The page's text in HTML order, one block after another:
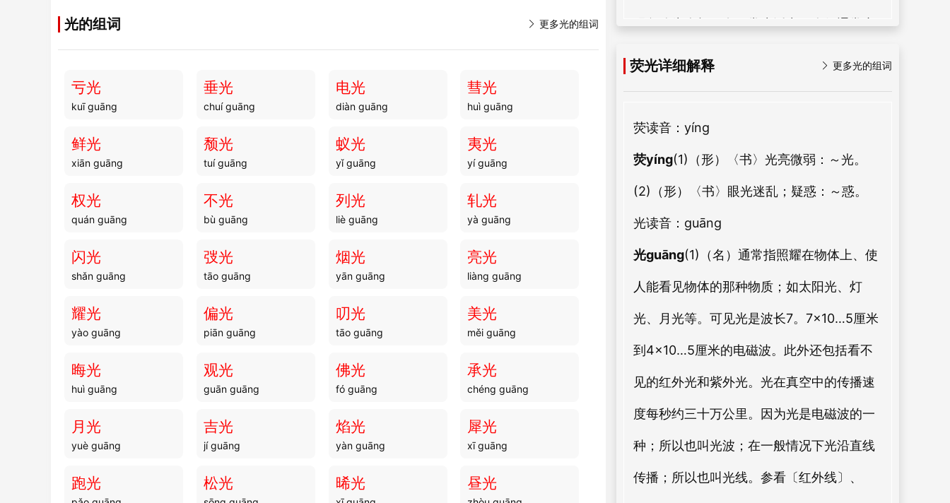
 更多光的组词
光的组词
亏光
kuī guāng
垂光
chuí guāng
电光
diàn guāng
彗光
huì guāng
鲜光
xiān guāng
颓光
tuí guāng
蚁光
yǐ guāng
夷光
yí guāng
权光
quán guāng
不光
bù guāng
列光
liè guāng
轧光
yà guāng
闪光
shǎn guāng
弢光
tāo guāng
烟光
yān guāng
亮光
liàng guāng
耀光
yào guāng
偏光
piān guāng
叨光
tāo guāng
美光
měi guāng
晦光
huì guāng
观光
guān guāng
佛光
fó guāng
承光
chéng guāng
月光
yuè guāng
吉光
jí guāng
焰光
yàn guāng
犀光
xī guāng
跑光 松光 晞光 昼光
现象称为余辉。在日常生活中，人们通常广
义地把各种微弱的光亮都称为荧光，而不去
 更多光的组词
荧光详细解释
荧读音：yíng
荧yíng(1)（形）〈书〉光亮微弱：～光。
(2)（形）〈书〉眼光迷乱；疑惑：～惑。
光读音：guāng
光guāng(1)（名）通常指照耀在物体上、使
人能看见物体的那种物质；如太阳光、灯
光、月光等。可见光是波长7。7×10…5厘米
到4×10…5厘米的电磁波。此外还包括看不
见的红外光和紫外光。光在真空中的传播速
度每秒约三十万公里。因为光是电磁波的一
种；所以也叫光波；在一般情况下光沿直线
传播；所以也叫光线。参看〔红外线〕、